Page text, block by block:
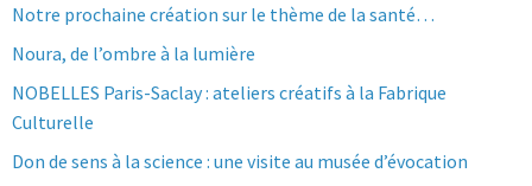
Notre prochaine création sur le thème de la santé…
Noura, de l’ombre à la lumière
NOBELLES Paris-Saclay : ateliers créatifs à la Fabrique
Culturelle
Don de sens à la science : une visite au musée d’évocation